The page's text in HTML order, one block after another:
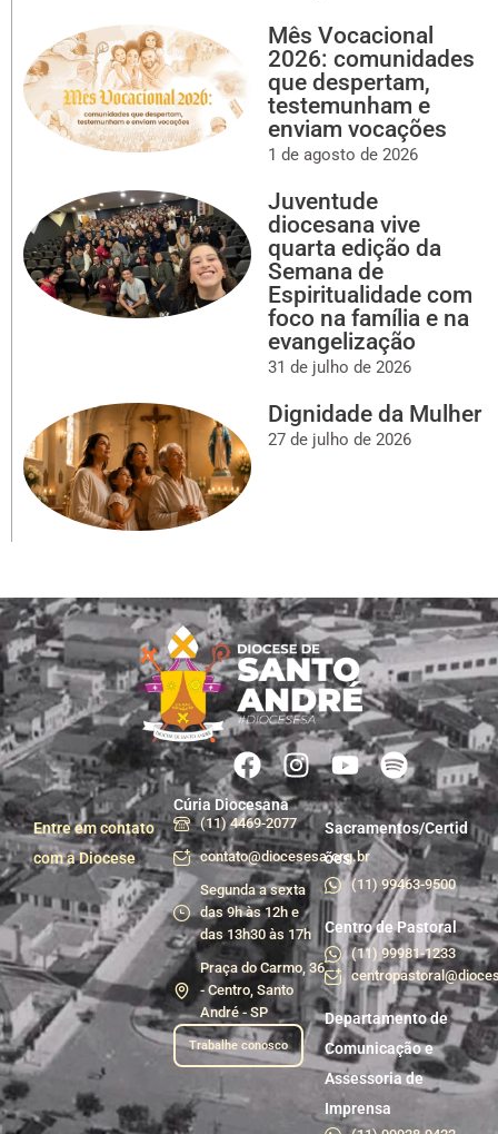
Mês Vocacional
2026: comunidades
que despertam,
testemunham e
enviam vocações
1 de agosto de 2026
Juventude
diocesana vive
quarta edição da
Semana de
Espiritualidade com
foco na família e na
evangelização
31 de julho de 2026
Dignidade da Mulher
27 de julho de 2026
Entre em contato
com a Diocese
Cúria Diocesana
(11) 4469-2077
contato@diocesesa.org.br
Segunda a sexta
das 9h às 12h e
das 13h30 às 17h
Praça do Carmo, 36
- Centro, Santo
André - SP
Trabalhe conosco
Sacramentos/Certid
ões
(11) 99463-9500
Centro de Pastoral
(11) 99981-1233
Departamento de
Comunicação e
Assessoria de
Imprensa